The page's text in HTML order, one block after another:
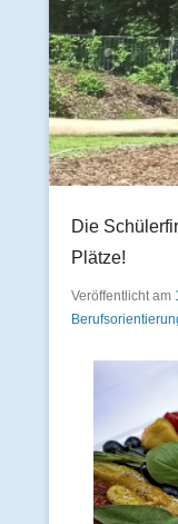
Die
Plätze!
Veröffentlicht am